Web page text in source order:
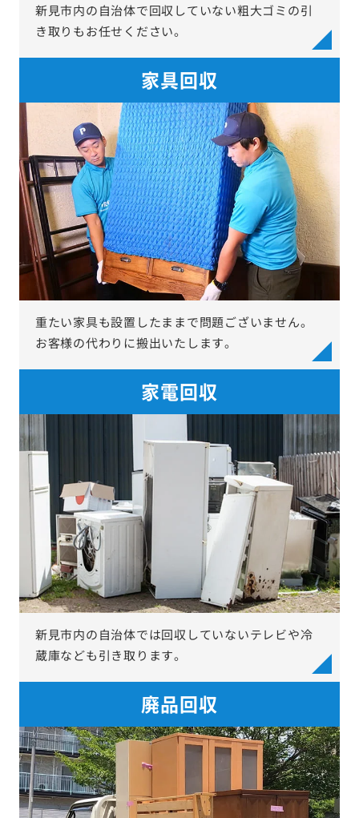
新見市内の自治体で回収していない粗大ゴミの引
き取りもお任せください。
家具回収
重たい家具も設置したままで問題ございません。
お客様の代わりに搬出いたします。
家電回収
新見市内の自治体では回収していないテレビや冷
蔵庫なども引き取ります。
廃品回収